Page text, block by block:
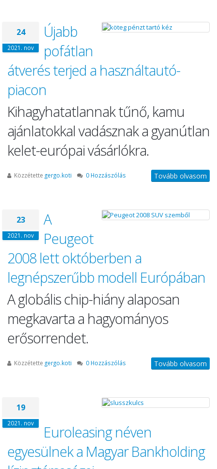
24
2021. nov
Újabb
pofátlan
átverés terjed a használtautó-
piacon
Kihagyhatatlannak tűnő, kamu
ajánlatokkal vadásznak a gyanútlan
kelet-európai vásárlókra.
Közzétette gergo.koti 0 Hozzászólás Tovább olvasom
23
2021. nov
A
Peugeot
2008 lett októberben a
legnépszerűbb modell Európában
A globális chip-hiány alaposan
megkavarta a hagyományos
erősorrendet.
Közzétette gergo.koti 0 Hozzászólás Tovább olvasom
19
2021. nov
Euroleasing néven
egyesülnek a Magyar Bankholding